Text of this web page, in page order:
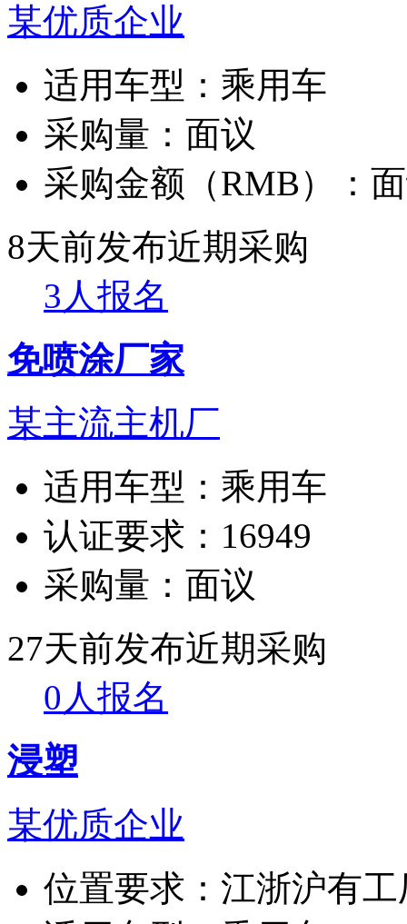
某优质企业
适用车型： 乘用车
采购量： 面议
采购金额（RMB）：
8天前发布近期采购
3人报名
免喷涂厂家
某主流主机厂
适用车型： 乘用车
认证要求： 16949
采购量： 面议
27天前发布近期采购
0人报名
浸塑
某优质企业
位置要求： 江浙沪有工